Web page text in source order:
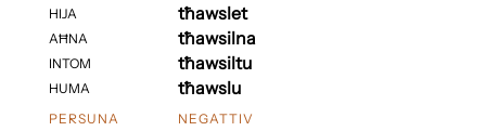
HIJA
AĦNA
INTOM
HUMA
tħawslet
tħawsilna
tħawsiltu
tħawslu
PERSUNA
NEGATTIV